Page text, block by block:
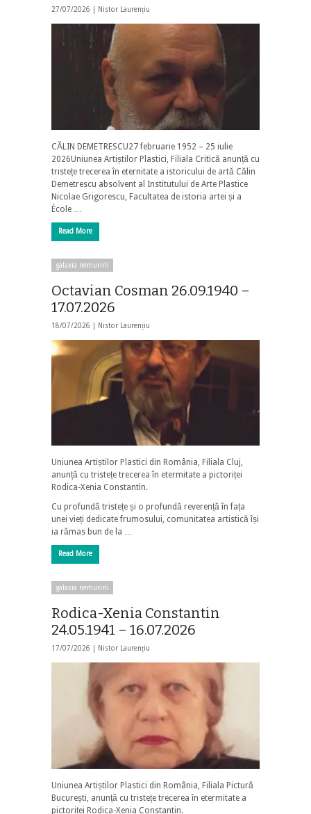
27/07/2026 | Nistor Laurențiu
CĂLIN DEMETRESCU27 februarie 1952 – 25 iulie
2026Uniunea Artiștilor Plastici, Filiala Critică anunță cu
tristețe trecerea în eternitate a istoricului de artă Călin
Demetrescu absolvent al Institutului de Arte Plastice
Nicolae Grigorescu, Facultatea de istoria artei și a
École …
Read More
galaxia nemuririi
Octavian Cosman 26.09.1940 –
17.07.2026
18/07/2026 | Nistor Laurențiu
Uniunea Artiștilor Plastici din România, Filiala Cluj,
anunță cu tristețe trecerea în etermitate a pictoriței
Rodica-Xenia Constantin.
Cu profundă tristețe și o profundă reverență în fața
unei vieți dedicate frumosului, comunitatea artistică își
ia rămas bun de la …
Read More
galaxia nemuririi
Rodica-Xenia Constantin
24.05.1941 – 16.07.2026
17/07/2026 | Nistor Laurențiu
Uniunea Artiștilor Plastici din România, Filiala Pictură
București, anunță cu tristețe trecerea în etermitate a
pictoriței Rodica-Xenia Constantin.